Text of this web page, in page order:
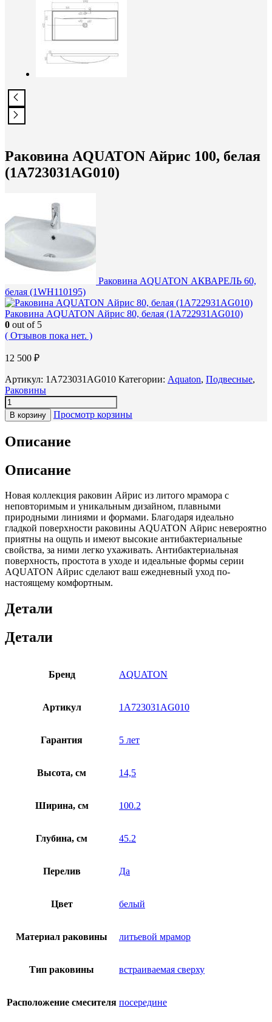
Раковина AQUATON Айрис 100, белая
(1A723031AG010)
Раковина AQUATON АКВАРЕЛЬ 60,
белая (1WH110195)
Раковина AQUATON Айрис 80, белая (1A722931AG010)
0 out of 5
( Отзывов пока нет. )
12 500 ₽
Артикул: 1A723031AG010 Категории: Aquaton, Подвесные,
Раковины
В корзину Просмотр корзины
Описание
Описание
Новая коллекция раковин Айрис из литого мрамора с
неповторимым и уникальным дизайном, плавными
природными линиями и формами. Благодаря идеально
гладкой поверхности раковины AQUATON Айрис невероятно
приятны на ощупь и имеют высокие антибактериальные
свойства, за ними легко ухаживать. Антибактериальная
поверхность, простота в уходе и идеальные формы серии
AQUATON Айрис сделают ваш ежедневный уход по-
настоящему комфортным.
Детали
Детали
Бренд AQUATON
Артикул 1A723031AG010
Гарантия 5 лет
Высота, см 14,5
Ширина, см 100.2
Глубина, см 45.2
Перелив Да
Цвет белый
Материал раковины литьевой мрамор
Тип раковины встраиваемая сверху
Расположение смесителя посередине